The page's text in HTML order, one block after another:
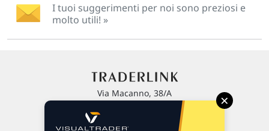
I tuoi suggerimenti per noi sono preziosi e
molto utili! »
Via Macanno, 38/A
P.IVA 02 452 460 401
×